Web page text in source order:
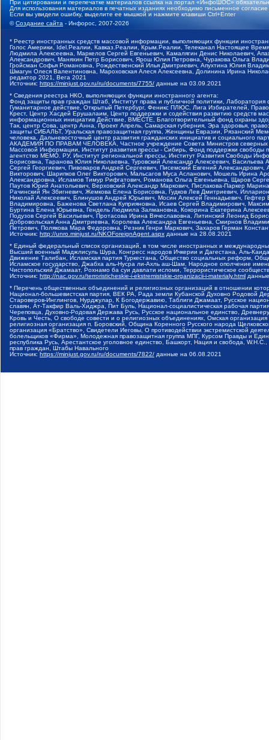
При цитировании и перепечатке материалов ссылка на портал «ИнфоШОС»
Для использования материалов в печатных изданиях необходимо письменное
Если вы увидели ошибку, выделите ее мышкой и нажмите клавиши Ctrl+Enter
©Создание сайта - Инфорос, 2007-2026
* Реестр иностранных средств массовой информации, выполняющих функции
Голос Америки, Idel.Реалии, Кавказ.Реалии, Крым.Реалии, Телеканал Настоящее
Людмила Алексеевна, Маркелов Сергей Евгеньевич, Камалягин Денис Николаевич,
Александрович, Маняхин Петр Борисович, Ярош Юлия Петровна, Чуракова Ольга
Гройсман Софья Романовна, Рождественский Илья Дмитриевич, Апухтина Юлия
Шмагун Олеся Валентиновна, Мароховская Алеся Алексеевна, Долинина Ирина
редактор 2021, Вега 2021
Источник: https://minjust.gov.ru/ru/documents/7755/ данные на 03.09.2021
* Сведения реестра НКО, выполняющих функции иностранного агента:
Фонд защиты прав граждан Штаб, Институт права и публичной политики,
Гуманитарное действие, Открытый Петербург, Феникс ПЛЮС, Лига Избирателей,
Крест, Центр Хасдей Ерушалаим, Центр поддержки и содействия развитию средств
информационных инициатив Действие, ВМЕСТЕ, Благотворительный фонд охраны
Так, центр Сова, центр Анна, Проект Апрель, Самарская губерния, Эра здоровья,
защиты СИБАЛЬТ, Уральская правозащитная группа, Женщины Евразии, Рязанский
человека, Дальневосточный центр развития гражданских инициатив и социального
АКАДЕМИЯ ПО ПРАВАМ ЧЕЛОВЕКА, Частное учреждение Совета Министров северных
Массовой Информации, Институт развития прессы - Сибирь, Фонд поддержки
агентство МЕМО. РУ, Институт региональной прессы, Институт Развития Свободы
Борисовна, Таранова Юлия Николаевна, Туровский Александр Алексеевич,
Сергей Георгиевич, Пивоваров Андрей Сергеевич, Писемский Евгений
Викторович, Шарипков Олег Викторович, Мальсагов Муса Асланович, Мошель Ирина
Александровна, Исламов Тимур Рифгатович, Романова Ольга Евгеньевна, Щаров
Паутов Юрий Анатольевич, Верховский Александр Маркович, Пислакова-Паркер
Рачинский Ян Збигневич, Жемкова Елена Борисовна, Гудков Лев Дмитриевич,
Николай Алексеевич, Блинушов Андрей Юрьевич, Мосин Алексей Геннадьевич,
Владимировна, Баженова Светлана Куприяновна, Исаев Сергей Владимирович,
Буртина Елена Юрьевна, Гендель Людмила Залмановна, Кокорина Екатерина
Подузов Сергей Васильевич, Протасова Ирина Вячеславовна, Литинский Леонид
Добровольская Анна Дмитриевна, Королева Александра Евгеньевна, Смирнов
Петрович, Полякова Мара Федоровна, Резник Генри Маркович, Захаров Герман
Источник: http://unro.minjust.ru/NKOForeignAgent.aspx данные на 28.08.2021
* Единый федеральный список организаций, в том числе иностранных и
Высший военный Маджлисуль Шура, Конгресс народов Ичкерии и Дагестана, Аль-
Движение Талибан, Исламская партия Туркестана, Общество социальных реформ,
Исламское государство, Джабха аль-Нусра ли-Ахль аш-Шам, Народное ополчение
Чистопольский Джамаат, Рохнамо ба суи давлати исломи, Террористическое
Источник: http://nac.gov.ru/terroristicheskie-i-ekstremistskie-organizacii-i-materialy.html
* Перечень общественных объединений и религиозных организаций в отношении
Национал-большевистская партия, ВЕК РА, Рада земли Кубанской Духовно Родовой
Староверов-Инглингов, Нурджулар, К Богодержавию, Таблиги Джамаат, Русское
славян, Ат-Такфир Валь-Хиджра, Пит Буль, Национал-социалистическая рабочая
Череповца, Духовно-Родовая Держава Русь, Русское национальное единство,
Кровь и Честь, О свободе совести и о религиозных объединениях, Омская
религиозная организация п. Боровский, Община Коренного Русского народа
организация «Братство», Свидетели Иеговы, О противодействии экстремистской
болельщиков «Фирма», Молодежная правозащитная группа МПГ, Курсом Правды и
республика Русь, Арестантское уголовное единство, Башкорт, Нация и свобода,
прав граждан, Штабы Навального
Источник: https://minjust.gov.ru/ru/documents/7822/ данные на 06.08.2021